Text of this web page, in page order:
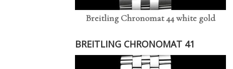
Breitling Chronomat 44 white gold
BREITLING CHRONOMAT 41